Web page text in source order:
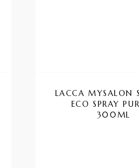
LACCA MYSALON
ECO SPRAY
300ML